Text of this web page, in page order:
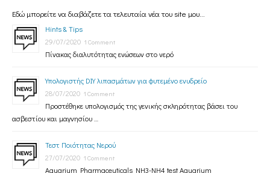
Εδώ μπορείτε να διαβάζετε τα τελευταία νέα του site μου...
Hints & Tips
29/07/2020 1 Comment
Πίνακας διαλυτότητας ενώσεων στο νερό
Υπολογιστής DIY λιπασμάτων για φυτεμένο ενυδρείο
28/07/2020 1 Comment
Προστέθηκε υπολογισμός της γενικής σκληρότητας βάσει του
ασβεστίου και μαγνησίου …
Τεστ Ποιότητας Νερού
27/07/2020 1 Comment
Aquarium Pharmaceuticals NH3-NH4 test Aquarium